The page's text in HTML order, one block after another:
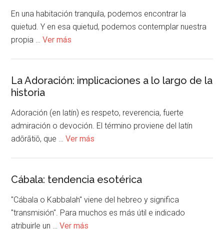
En una habitación tranquila, podemos encontrar la
quietud. Y en esa quietud, podemos contemplar nuestra
propia …Ver más
La Adoración: implicaciones a lo largo de la
historia
Adoración (en latín) es respeto, reverencia, fuerte
admiración o devoción. El término proviene del latín
adōrātiō, que …Ver más
Cábala: tendencia esotérica
"Cábala o Kabbalah" viene del hebreo y significa
"transmisión". Para muchos es más útil e indicado
atribuirle un …Ver más